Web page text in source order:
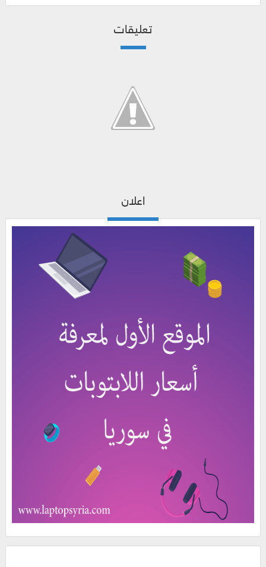
تعليقات
اعلان